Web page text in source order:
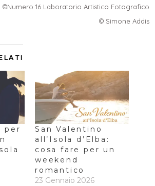
©Numero 16 Laboratorio Artistico Fotografico
© Simone Addis
per
San Valentino
all’Isola d’Elba:
cosa fare per un
weekend
romantico
23 Gennaio 2026